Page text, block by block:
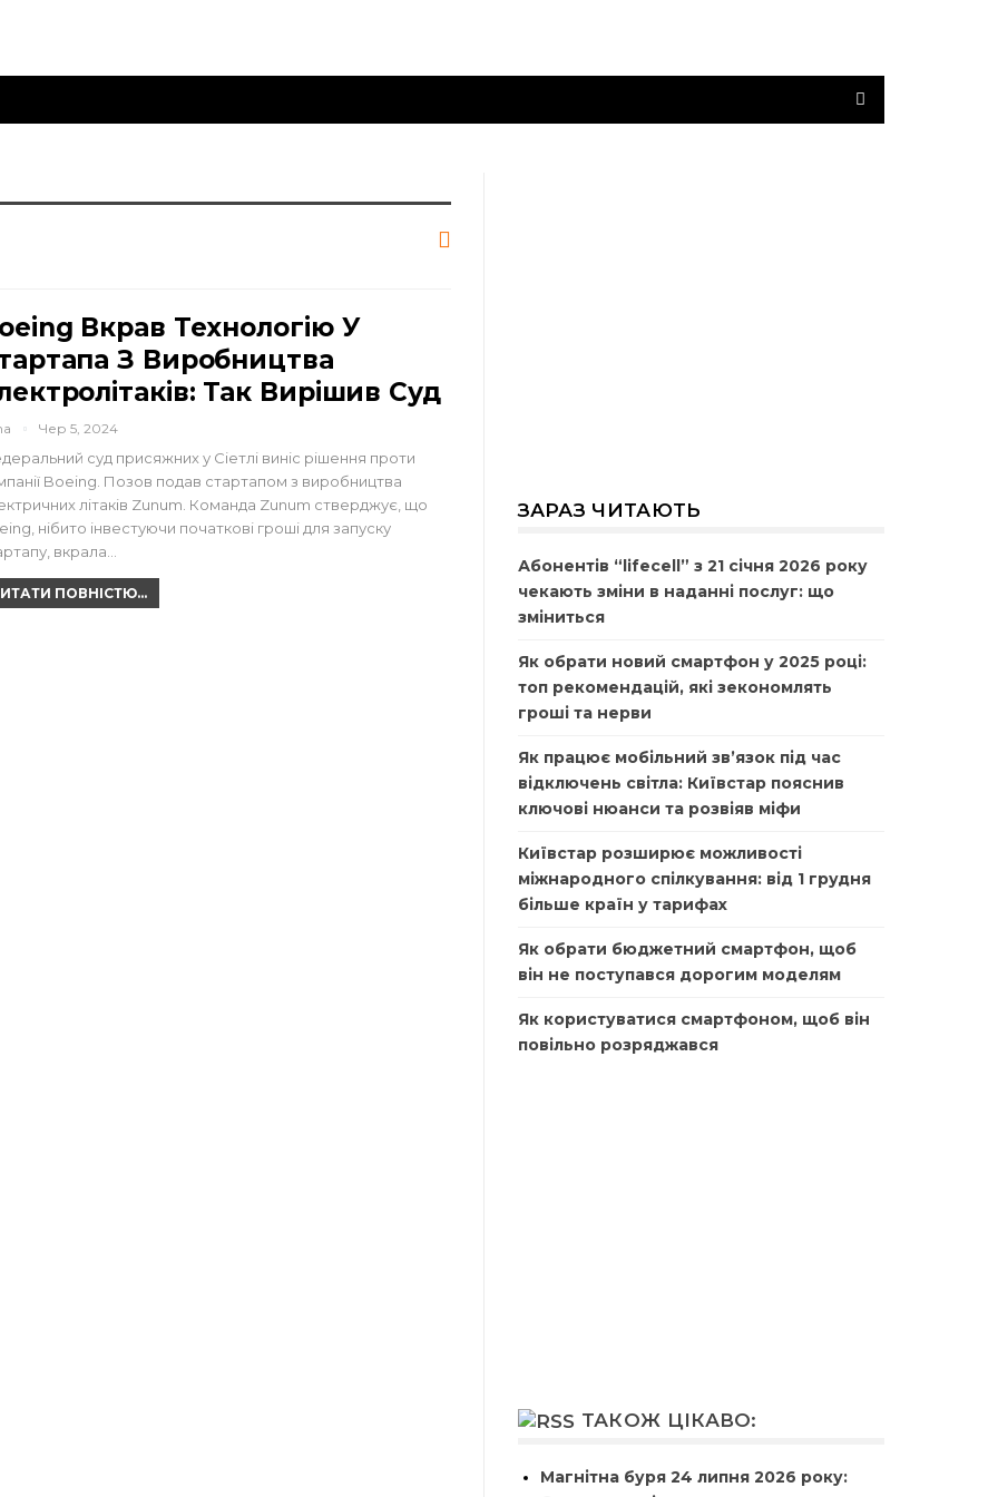
Вкрав Технологію У
З Виробництва
Так Вирішив Суд
Чер 5, 2024
суд присяжних у Сіетлі виніс рішення проти
Boeing. Позов подав стартапом з виробництва
літаків Zunum. Команда Zunum стверджує, що
нібито інвестуючи початкові гроші для запуску
вкрала…
ПОВНІСТЮ...
ЗАРАЗ ЧИТАЮТЬ
Абонентів “lifecell” з 21 січня 2026 року
чекають зміни в наданні послуг: що
зміниться
Як обрати новий смартфон у 2025 році:
топ рекомендацій, які зекономлять
гроші та нерви
Як працює мобільний зв’язок під час
відключень світла: Київстар пояснив
ключові нюанси та розвіяв міфи
Київстар розширює можливості
міжнародного спілкування: від 1 грудня
більше країн у тарифах
Як обрати бюджетний смартфон, щоб
він не поступався дорогим моделям
Як користуватися смартфоном, щоб він
повільно розряджався
ТАКОЖ ЦІКАВО:
Магнітна буря 24 липня 2026 року: